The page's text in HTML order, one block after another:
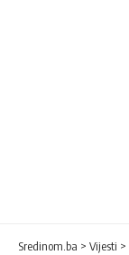
Sredinom.ba > Vijesti >